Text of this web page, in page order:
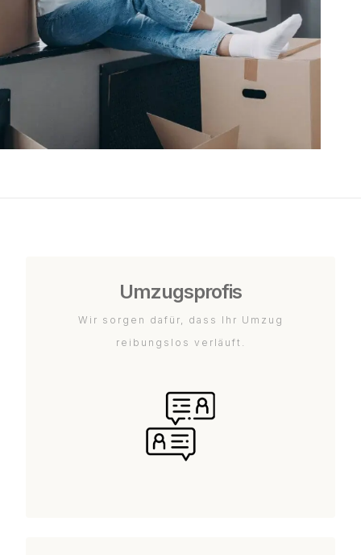
Umzugsprofis
Wir sorgen dafür, dass Ihr Umzug
reibungslos verläuft.